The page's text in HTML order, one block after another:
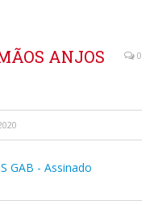
ANJOS
0
GAB - Assinado